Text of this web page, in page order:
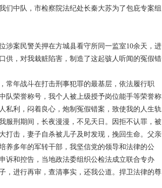
们中队，市检察院法纪处长秦大苏为了包庇专案组
涉案民警关押在方城县看守所同一监室10余天，进
供，对我栽赃陷害，制造了这起骇人听闻的冤假错
常年战斗在打击刑事犯罪的最基层，依法履行职
队荣誉称号，我个人被上级授予岗位能手等荣誉称
私利，闷着良心，炮制冤假错案，致使我的人生轨
服刑期间，长夜漫漫，不见天日。因拒不认罪，被
打击，妻子自杀被儿子及时发现，挽回生命。父亲
养多年的军转干部，我坚信党的领导和法律的公
诉和控告，当地政法委组织公检法成立联合专办
，进行再审，查清事实，还我公道。捍卫法律的尊